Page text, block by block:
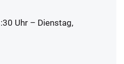
Uhr – Dienstag,